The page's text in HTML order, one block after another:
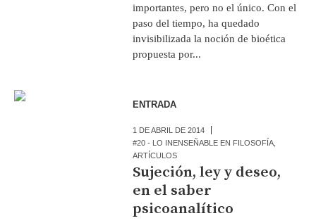
importantes, pero no el único. Con el
paso del tiempo, ha quedado
invisibilizada la noción de bioética
propuesta por...
ENTRADA
1 DE ABRIL DE 2014
#20 - LO INENSEÑABLE EN FILOSOFÍA
ARTÍCULOS
Sujeción, ley y deseo,
en el saber
psicoanalítico